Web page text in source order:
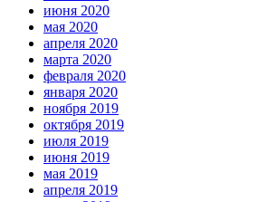
июня 2020
мая 2020
апреля 2020
марта 2020
февраля 2020
января 2020
ноября 2019
октября 2019
июля 2019
июня 2019
мая 2019
апреля 2019